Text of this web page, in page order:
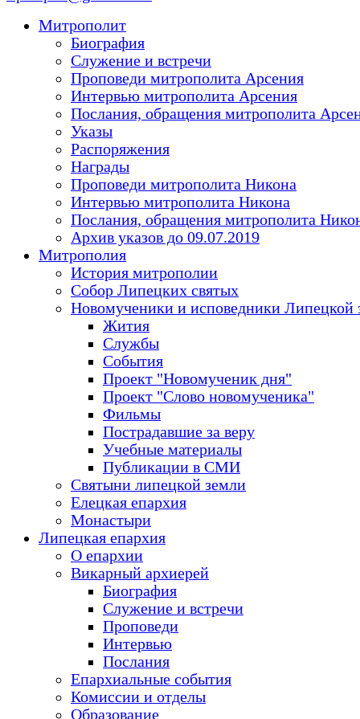
Митрополит
Биография
Служение и встречи
Проповеди митрополита Арсения
Интервью митрополита Арсения
Послания, обращения митрополита
Указы
Распоряжения
Награды
Проповеди митрополита Никона
Интервью митрополита Никона
Послания, обращения митрополита
Архив указов до 09.07.2019
Митрополия
История митрополии
Собор Липецких святых
Новомученики и исповедники Липецкой
Жития
Службы
События
Проект "Новомученик дня"
Проект "Слово новомученика"
Фильмы
Пострадавшие за веру
Учебные материалы
Публикации в СМИ
Святыни липецкой земли
Елецкая епархия
Монастыри
Липецкая епархия
О епархии
Викарный архиерей
Биография
Служение и встречи
Проповеди
Интервью
Послания
Епархиальные события
Комиссии и отделы
Образование